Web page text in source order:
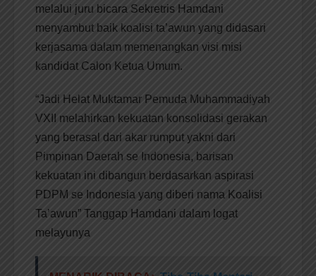
melalui juru bicara Sekretris Hamdani
menyambut baik koalisi ta’awun yang didasari
kerjasama dalam memenangkan visi misi
kandidat Calon Ketua Umum.
“Jadi Helat Muktamar Pemuda Muhammadiyah
VXII melahirkan kekuatan konsolidasi gerakan
yang berasal dari akar rumput yakni dari
Pimpinan Daerah se Indonesia, barisan
kekuatan ini dibangun berdasarkan aspirasi
PDPM se Indonesia yang diberi nama Koalisi
Ta’awun” Tanggap Hamdani dalam logat
melayunya